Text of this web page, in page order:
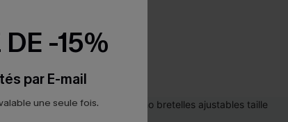
-15%
par E-mail
une seule fois.